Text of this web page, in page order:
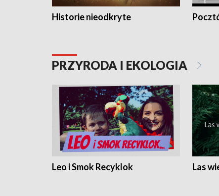
Historie nieodkryte
PRZYRODA I EKOLOGIA
Leo i Smok Recyklok Las